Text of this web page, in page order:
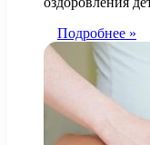
Подробнее »